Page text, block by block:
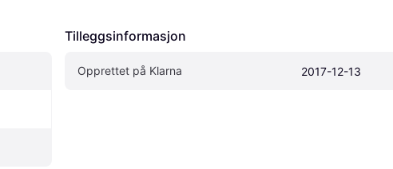
Tilleggsinformasjon
Opprettet på Klarna 2017-12-13